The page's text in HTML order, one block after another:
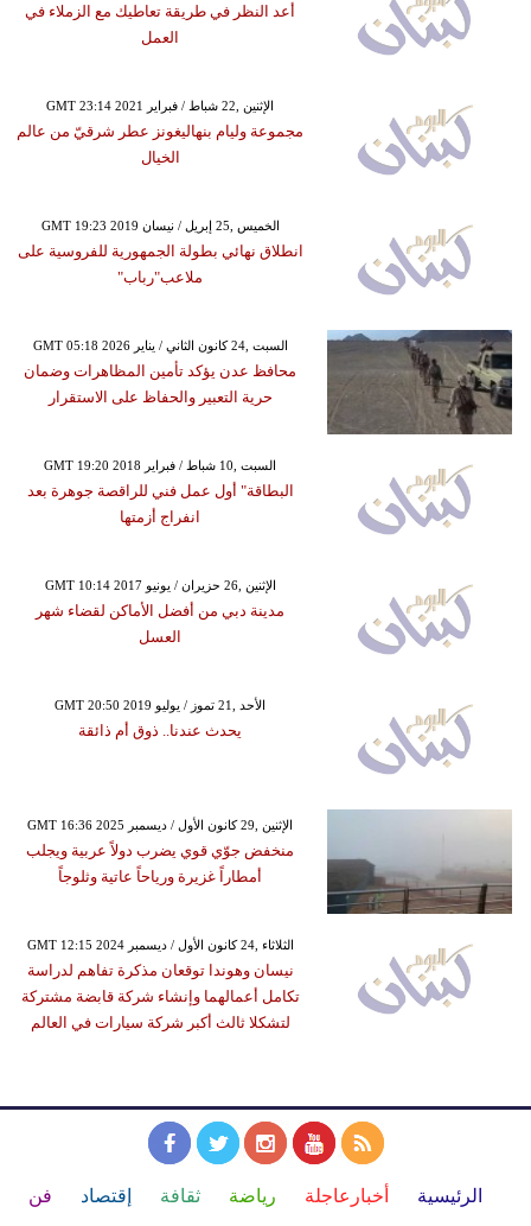
أعد النظر في طريقة تعاطيك مع الزملاء في
العمل
GMT 23:14 2021 الإثنين ,22 شباط / فبراير
مجموعة وليام بنهاليغونز عطر شرقيّ من عالم
الخيال
GMT 19:23 2019 الخميس ,25 إبريل / نيسان
انطلاق نهائي بطولة الجمهورية للفروسية على
ملاعب"رباب"
GMT 05:18 2026 السبت ,24 كانون الثاني / يناير
محافظ عدن يؤكد تأمين المظاهرات وضمان
حرية التعبير والحفاظ على الاستقرار
GMT 19:20 2018 السبت ,10 شباط / فبراير
البطاقة" أول عمل فني للراقصة جوهرة بعد
انفراج أزمتها
GMT 10:14 2017 الإثنين ,26 حزيران / يونيو
مدينة دبي من أفضل الأماكن لقضاء شهر
العسل
GMT 20:50 2019 الأحد ,21 تموز / يوليو
يحدث عندنا.. ذوق أم ذائقة
GMT 16:36 2025 الإثنين ,29 كانون الأول / ديسمبر
منخفض جوّي قوي يضرب دولاً عربية ويجلب
أمطاراً غزيرة ورياحاً عاتية وثلوجاً
GMT 12:15 2024 الثلاثاء ,24 كانون الأول / ديسمبر
نيسان وهوندا توقعان مذكرة تفاهم لدراسة
تكامل أعمالهما وإنشاء شركة قابضة مشتركة
لتشكلا ثالث أكبر شركة سيارات في العالم
الرئيسية أخبارعاجلة رياضة ثقافة إقتصاد فن